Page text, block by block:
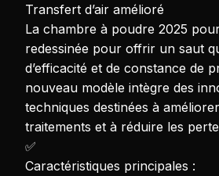
Transfert d’air amélioré
La chambre à poudre 2025
redessinée pour offrir un saut
d’efficacité et de constance de
nouveau modèle intègre des
techniques destinées à
traitements et à réduire les
✅
Caractéristiques principales :